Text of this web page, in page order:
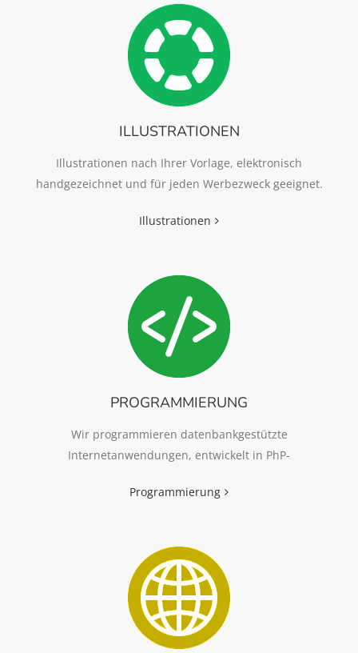
ILLUSTRATIONEN
Illustrationen nach Ihrer Vorlage, elektronisch
handgezeichnet und für jeden Werbezweck geeignet.
Illustrationen
PROGRAMMIERUNG
Wir programmieren datenbankgestützte
Internetanwendungen, entwickelt in PhP-
Programmierung